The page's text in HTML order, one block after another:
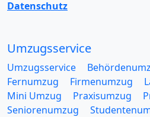
Datenschutz
Umzugsservice
Umzugsservice
Fernumzug
Firmenumzug
Mini Umzug
Praxisumzug
Seniorenumzug